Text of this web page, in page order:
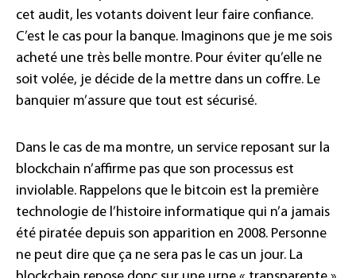
cet audit, les votants doivent leur faire confiance.
C’est le cas pour la banque. Imaginons que je me sois
acheté une très belle montre. Pour éviter qu’elle ne
soit volée, je décide de la mettre dans un coffre. Le
banquier m’assure que tout est sécurisé.
Dans le cas de ma montre, un service reposant sur la
blockchain n’affirme pas que son processus est
inviolable. Rappelons que le bitcoin est la première
technologie de l’histoire informatique qui n’a jamais
été piratée depuis son apparition en 2008. Personne
ne peut dire que ça ne sera pas le cas un jour. La